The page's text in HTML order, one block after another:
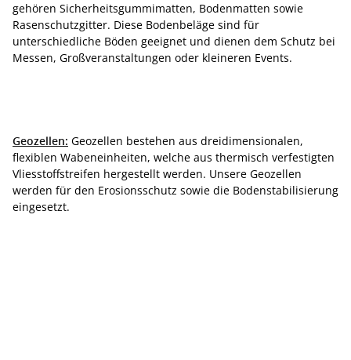
gehören Sicherheitsgummimatten, Bodenmatten sowie
Rasenschutzgitter. Diese Bodenbeläge sind für
unterschiedliche Böden geeignet und dienen dem Schutz bei
Messen, Großveranstaltungen oder kleineren Events.
Geozellen: Geozellen bestehen aus dreidimensionalen,
flexiblen Wabeneinheiten, welche aus thermisch verfestigten
Vliesstoffstreifen hergestellt werden. Unsere Geozellen
werden für den Erosionsschutz sowie die Bodenstabilisierung
eingesetzt.